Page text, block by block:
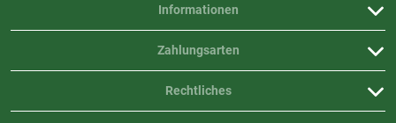
Informationen
Rechtliches
Zahlungsarten